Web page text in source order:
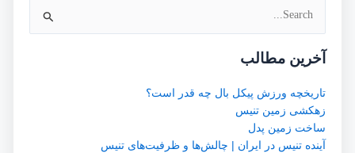
جستجو
برای:
آخرین مطالب
تاریخچه ورزش پیکل بال چه قدر است؟
زهکشی زمین تنیس
ساخت زمین پدل
آینده تنیس در ایران | چالش‌ها و ظرفیت‌های تنیس